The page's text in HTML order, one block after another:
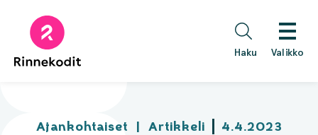
sisältöön
Haku Valikko
Ajankohtaiset | Artikkeli 4.4.2023